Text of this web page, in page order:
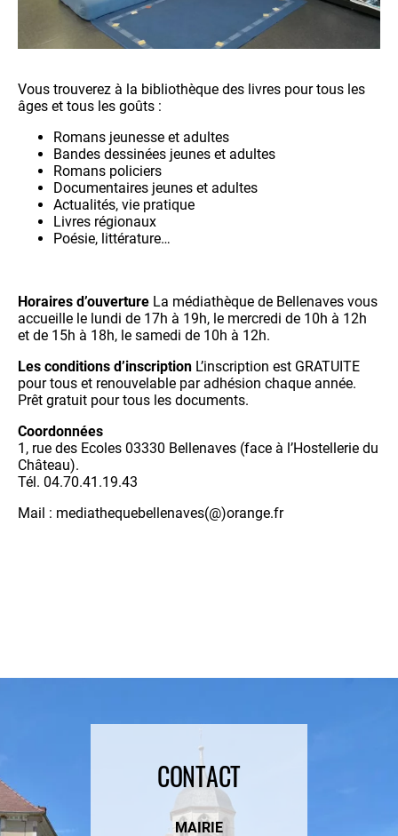
Vous trouverez à la bibliothèque des livres pour tous les
âges et tous les goûts :
Romans jeunesse et adultes
Bandes dessinées jeunes et adultes
Romans policiers
Documentaires jeunes et adultes
Actualités, vie pratique
Livres régionaux
Poésie, littérature…
Horaires d’ouverture La médiathèque de Bellenaves vous
accueille le lundi de 17h à 19h, le mercredi de 10h à 12h
et de 15h à 18h, le samedi de 10h à 12h.
Les conditions d’inscription L’inscription est GRATUITE
pour tous et renouvelable par adhésion chaque année.
Prêt gratuit pour tous les documents.
Coordonnées
1, rue des Ecoles 03330 Bellenaves (face à l’Hostellerie du
Château).
Tél. 04.70.41.19.43
Mail : mediathequebellenaves(@)orange.fr
CONTACT
MAIRIE